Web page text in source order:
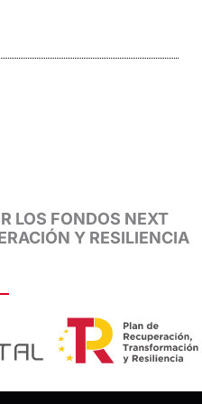
LOS FONDOS NEXT
Y RESILIENCIA